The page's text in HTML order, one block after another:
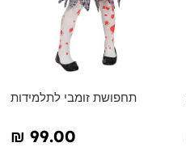
תחפושת זומבי לתלמידות
₪‎ 99.00